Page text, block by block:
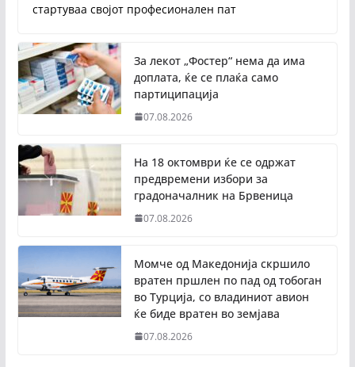
стартуваа својот професионален пат
За лекот „Фостер“ нема да има
доплата, ќе се плаќа само
партиципација
07.08.2026
На 18 октомври ќе се одржат
предвремени избори за
градоначалник на Брвеница
07.08.2026
Момче од Македонија скршило
вратен пршлен по пад од тобоган
во Турција, со владиниот авион
ќе биде вратен во земјава
07.08.2026